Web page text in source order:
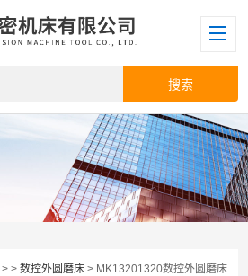
> >数控外圆磨床 > MK13201320数控外圆磨床